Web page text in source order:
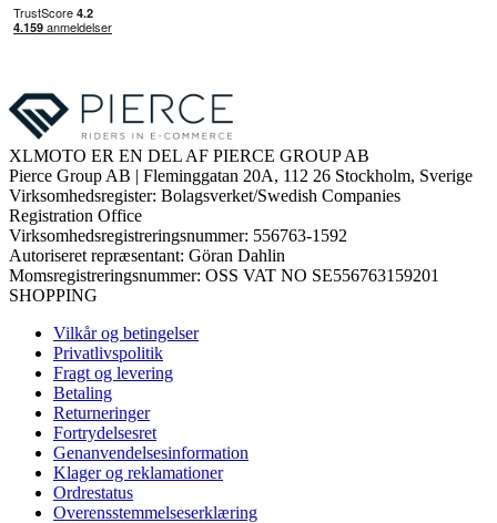
XLMOTO ER EN DEL AF PIERCE GROUP AB
Pierce Group AB | Fleminggatan 20A, 112 26 Stockholm, Sverige
Virksomhedsregister: Bolagsverket/Swedish Companies
Registration Office
Virksomhedsregistreringsnummer: 556763-1592
Autoriseret repræsentant: Göran Dahlin
Momsregistreringsnummer: OSS VAT NO SE556763159201
SHOPPING
Vilkår og betingelser
Privatlivspolitik
Fragt og levering
Betaling
Returneringer
Fortrydelsesret
Genanvendelsesinformation
Klager og reklamationer
Ordrestatus
Overensstemmelseserklæring